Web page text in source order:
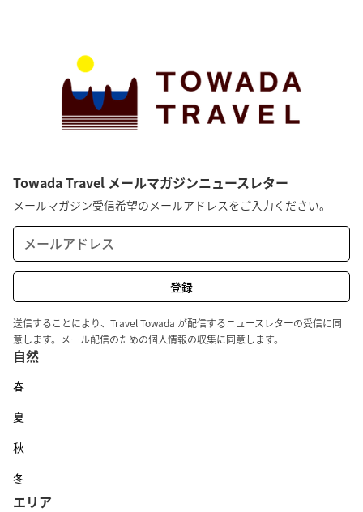
Towada Travel メールマガジンニュースレター
メールマガジン受信希望のメールアドレスをご入力ください。
送信することにより、Travel Towada が配信するニュースレターの受信に同
意します。メール配信のための個人情報の収集に同意します。
自然
春
夏
秋
冬
エリア